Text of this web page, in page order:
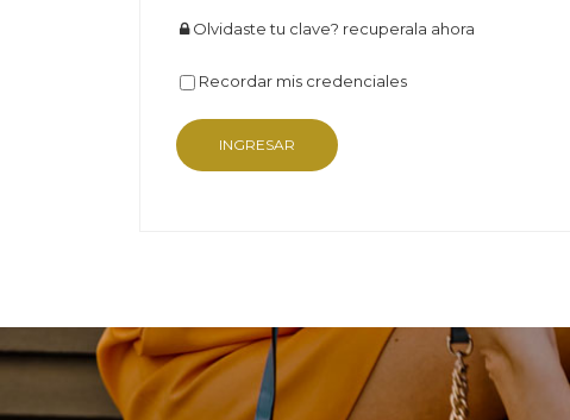
Olvidaste tu clave? recuperala ahora
Recordar mis credenciales